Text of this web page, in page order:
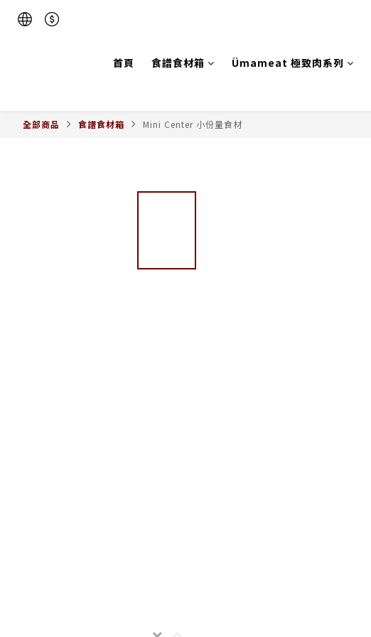
首頁 食譜食材箱 Ümameat 極致肉系列
全部商品 食譜食材箱 Mini Center 小份量食材